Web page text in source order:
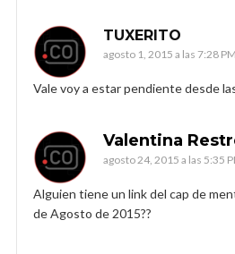
TUXERITO
agosto 1, 2015 a las 7:28 PM
Vale voy a estar pendiente desde
Valentina
agosto 24, 2015 a las 5:35
Alguien tiene un link del cap de
de Agosto de 2015??